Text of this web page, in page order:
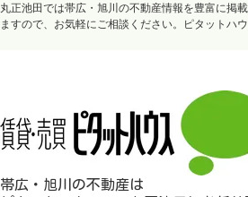
丸正池田では帯広・旭川の不動産情報を豊富に掲
ますので、お気軽にご相談ください。ピタットハ
帯広・旭川の不動産は